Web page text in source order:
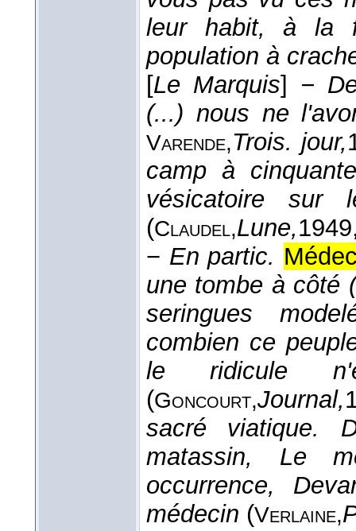
leur habit, à la
population à
[Le Marquis] −
(...) nous ne
Varende,Trois. jour,
camp à
vésicatoire sur
(Claudel,Lune,1949
− En partic.
une tombe à côté
seringues
combien ce
le ridicule
(Goncourt,Journal,
sacré viatique.
matassin, Le
occurrence,
médecin (Verlaine,